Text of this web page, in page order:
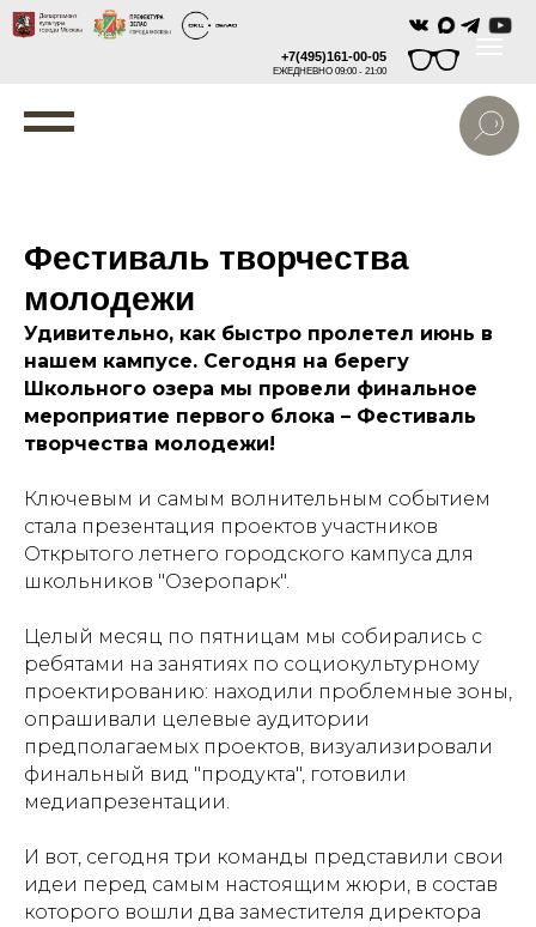
+7(495)161-00-05
ЕЖЕДНЕВНО 09:00 - 21:00
Фестиваль творчества
молодежи
Удивительно, как быстро пролетел июнь в
нашем кампусе. Сегодня на берегу
Школьного озера мы провели финальное
мероприятие первого блока – Фестиваль
творчества молодежи!
Ключевым и самым волнительным событием
стала презентация проектов участников
Открытого летнего городского кампуса для
школьников "Озеропарк".
Целый месяц по пятницам мы собирались с
ребятами на занятиях по социокультурному
проектированию: находили проблемные зоны,
опрашивали целевые аудитории
предполагаемых проектов, визуализировали
финальный вид "продукта", готовили
медиапрезентации.
И вот, сегодня три команды представили свои
идеи перед самым настоящим жюри, в состав
которого вошли два заместителя директора